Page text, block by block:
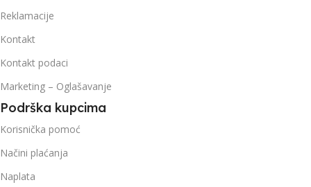
Reklamacije
Kontakt
Kontakt podaci
Marketing – Oglašavanje
Podrška kupcima
Korisnička pomoć
Načini plaćanja
Naplata